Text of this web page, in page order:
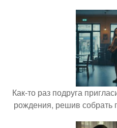
Как-то раз подруга
рождения, решив собрать